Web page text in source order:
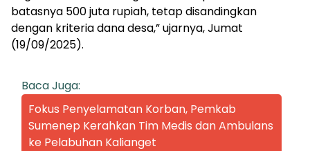
batasnya 500 juta rupiah, tetap disandingkan
dengan kriteria dana desa,” ujarnya, Jumat
(19/09/2025).
Baca Juga:
Fokus Penyelamatan Korban, Pemkab
Sumenep Kerahkan Tim Medis dan Ambulans
ke Pelabuhan Kalianget